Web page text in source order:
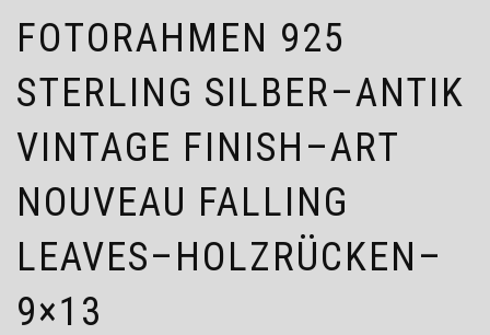
FOTORAHMEN 925
STERLING SILBER–ANTIK
VINTAGE FINISH–ART
NOUVEAU FALLING
LEAVES–HOLZRÜCKEN–
9×13